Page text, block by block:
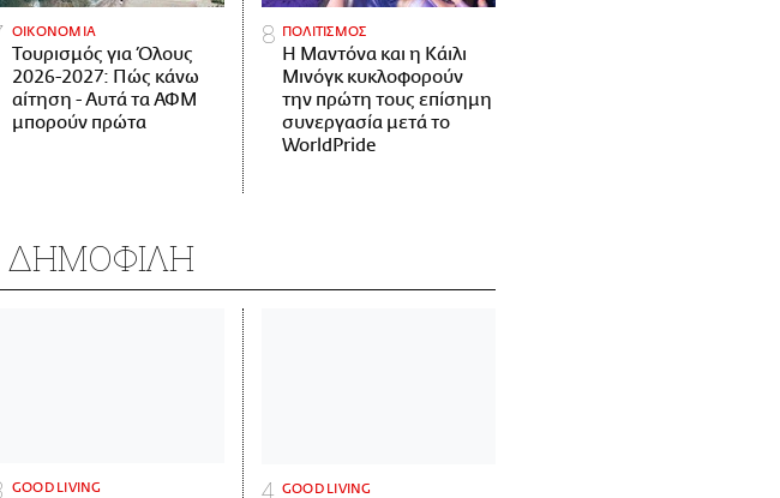
ΟΙΚΟΝΟΜΙΑ
Τουρισμός για Όλους
2026-2027: Πώς κάνω
αίτηση - Αυτά τα ΑΦΜ
μπορούν πρώτα
ΠΟΛΙΤΙΣΜΟΣ
Η Μαντόνα και η Κάιλι
Μινόγκ κυκλοφορούν
την πρώτη τους επίσημη
συνεργασία μετά το
WorldPride
ΔΗΜΟΦΙΛΗ
GOOD LIVING GOOD LIVING